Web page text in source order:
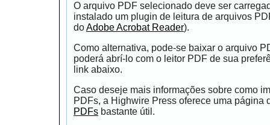
O arquivo PDF selecionado deve ser
instalado um plugin de leitura de arquivos
doAdobe Acrobat Reader).
Como alternativa, pode-se baixar o arquivo
poderá abrí-lo com o leitor PDF de sua
link abaixo.
Caso deseje mais informações sobre como
PDFs, a Highwire Press oferece uma página
PDFs bastante útil.